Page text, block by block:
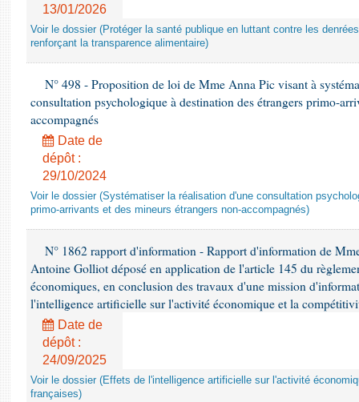
13/01/2026
Voir le dossier (Protéger la santé publique en luttant contre les
renforçant la transparence alimentaire)
N° 498 - Proposition de loi de Mme Anna Pic visant à
consultation psychologique à destination des étrangers primo-
accompagnés
Date de
dépôt :
29/10/2024
Voir le dossier (Systématiser la réalisation d'une consultation
primo-arrivants et des mineurs étrangers non-accompagnés)
N° 1862 rapport d'information - Rapport d'information de
Antoine Golliot déposé en application de l'article 145 du
économiques, en conclusion des travaux d'une mission
l'intelligence artificielle sur l'activité économique et la
Date de
dépôt :
24/09/2025
Voir le dossier (Effets de l'intelligence artificielle sur l'activité
françaises)